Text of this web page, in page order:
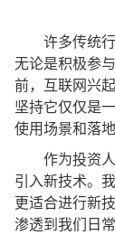
许多传统行
无论是积极参
前，互联网兴
坚持它仅仅是
使用场景和落地
作为投资人
引入新技术。
更适合进行新
渗透到我们日